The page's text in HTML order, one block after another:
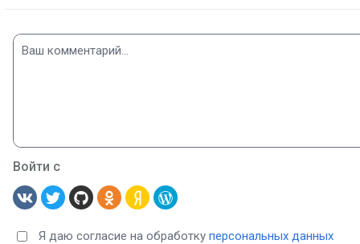
Войти с
Я даю согласие на обработку персональных данных